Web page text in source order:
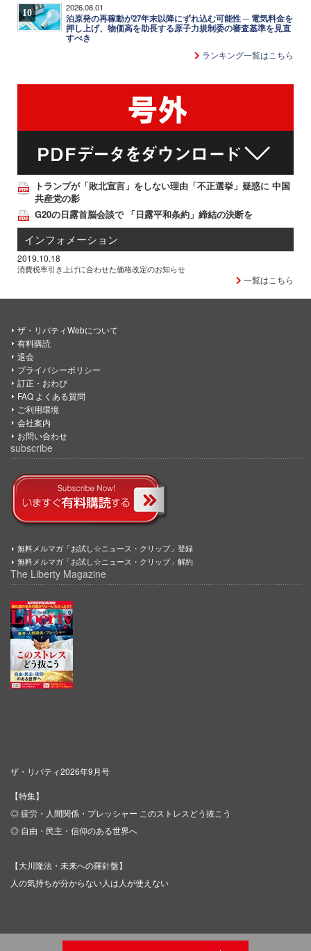
10 2026.08.01
泊原発の再稼動が27年末以降にずれ込む可能性 ─ 電気料金を
押し上げ、物価高を助長する原子力規制委の審査基準を見直
すべき
ランキング一覧はこちら
トランプが「敗北宣言」をしない理由「不正選挙」疑惑に 中国
共産党の影
G20の日露首脳会談で 「日露平和条約」締結の決断を
インフォメーション
2019.10.18
消費税率引き上げに合わせた価格改定のお知らせ
一覧はこちら
ザ・リバティWebについて
有料購読
退会
プライバシーポリシー
訂正・おわび
FAQ よくある質問
ご利用環境
会社案内
お問い合わせ
subscribe
無料メルマガ「お試し☆ニュース・クリップ」登録
無料メルマガ「お試し☆ニュース・クリップ」解約
The Liberty Magazine
ザ・リバティ2026年9月号
【特集】
◎ 疲労・人間関係・プレッシャー このストレスどう抜こう
◎ 自由・民主・信仰のある世界へ
【大川隆法・未来への羅針盤】
人の気持ちが分からない人は人が使えない